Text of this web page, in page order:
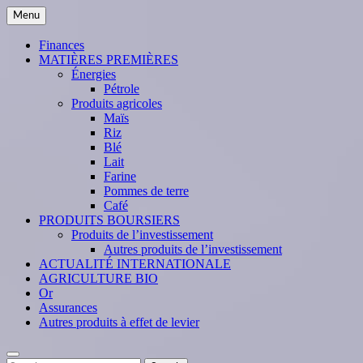
Skip
to
content
Menu
Finances
MATIÈRES PREMIÈRES
Énergies
Pétrole
Produits agricoles
Maïs
Riz
Blé
Lait
Farine
Pommes de terre
Café
PRODUITS BOURSIERS
Produits de l’investissement
Autres produits de l’investissement
ACTUALITÉ INTERNATIONALE
AGRICULTURE BIO
Or
Assurances
Autres produits à effet de levier
Search